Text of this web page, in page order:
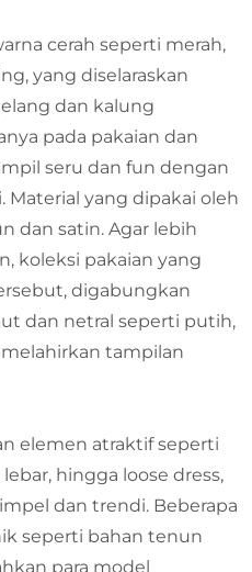
cerah seperti merah,
yang diselaraskan
dan kalung
pada pakaian dan
seru dan fun dengan
Material yang dipakai oleh
dan satin. Agar lebih
koleksi pakaian yang
digabungkan
dan netral seperti putih,
tampilan
elemen atraktif seperti
hingga loose dress,
dan trendi. Beberapa
seperti bahan tenun
para model